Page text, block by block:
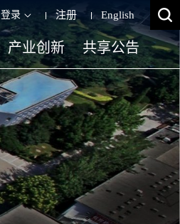
登录 注册 English
产业创新 共享公告